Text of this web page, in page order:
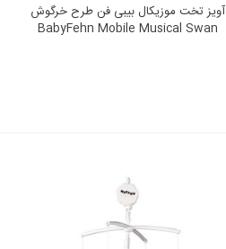
آويز تخت موزيکال بیبی فن طرح خرگوش
BabyFehn Mobile Musical Swan